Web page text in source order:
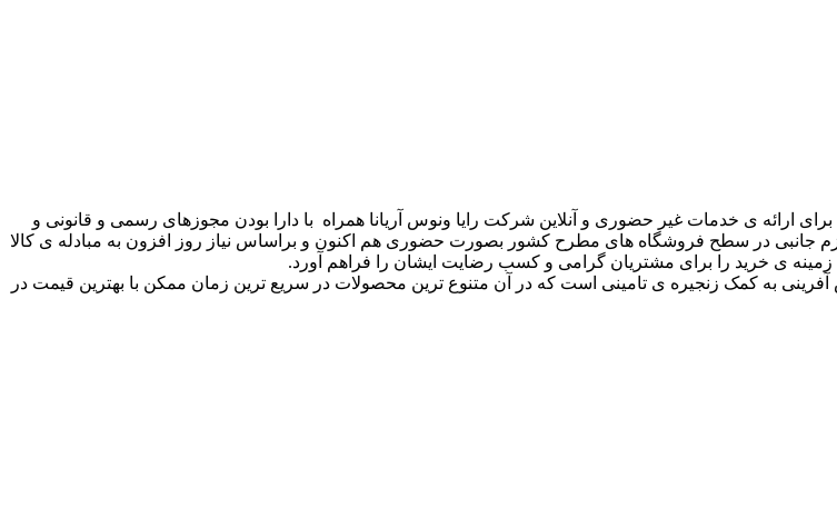
ارائه ی خدمات غیر حضوری و آنلاین شرکت رایا ونوس آریانا همراه با دارا بودن مجوزهای رسمی و قانونی و
جانبی در سطح فروشگاه های مطرح کشور بصورت حضوری هم اکنون و براساس نیاز روز افزون به مبادله ی کالا
ی خرید را برای مشتریان گرامی و کسب رضایت ایشان را فراهم آورد.
به کمک زنجیره ی تامینی است که در آن متنوع ترین محصولات در سریع ترین زمان ممکن با بهترین قیمت در